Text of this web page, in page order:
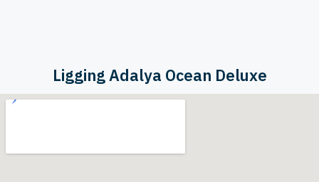
Ligging Adalya Ocean Deluxe